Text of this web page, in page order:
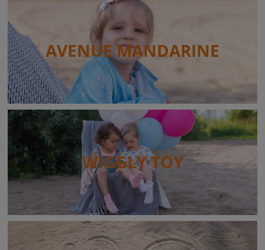
AVENUE MANDARINE
WIGGLY TOY